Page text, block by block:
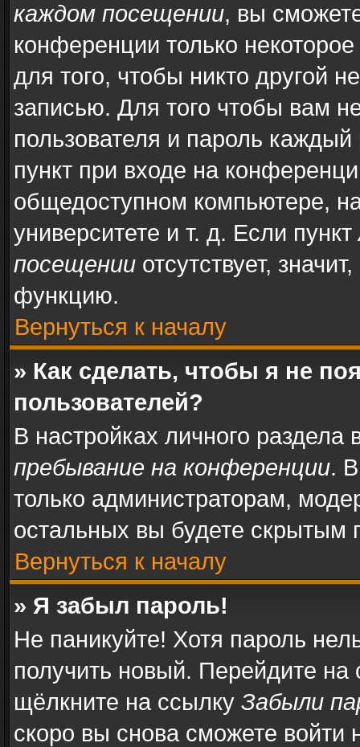
каждом посещении, вы
конференции только
для того, чтобы никто другой
записью. Для того чтобы вам
пользователя и пароль
пункт при входе на
общедоступном компьютере,
университете и т. д. Если пункт
посещении отсутствует,
функцию.
Вернуться к началу
» Как сделать, чтобы я не
пользователей?
В настройках личного
пребывание на конференции.
только администраторам,
остальных вы будете скрытым
Вернуться к началу
» Я забыл пароль!
Не паникуйте! Хотя пароль
получить новый. Перейдите
щёлкните на ссылку Забыли
скоро вы снова сможете